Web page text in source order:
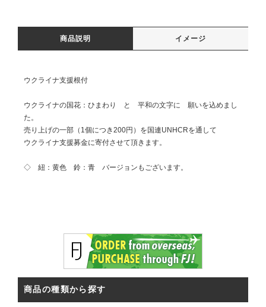
商品説明 イメージ
ウクライナ支援根付
ウクライナの国花：ひまわり と 平和の文字に 願いを込めまし
た。
売り上げの一部（1個につき200円）を国連UNHCRを通して
ウクライナ支援募金に寄付させて頂きます。
◇ 紐：黄色 鈴：青 バージョンもございます。
商品の種類から探す